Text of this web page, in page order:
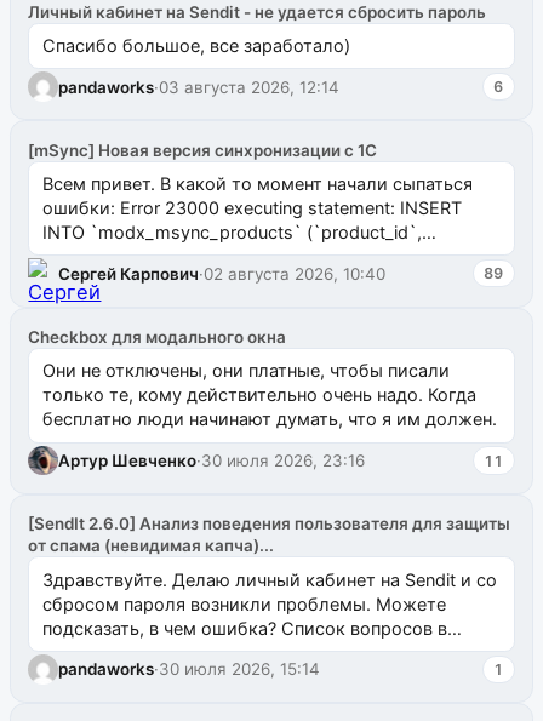
Личный кабинет на Sendit - не удается сбросить пароль
Спасибо большое, все заработало)
pandaworks·03 августа 2026, 12:14 6
[mSync] Новая версия синхронизации с 1С
Всем привет. В какой то момент начали сыпаться
ошибки: Error 23000 executing statement: INSERT
INTO `modx_msync_products` (`product_id`,
`uuid_1c`) VALUES ...
Сергей Карпович·02 августа 2026, 10:40 89
Checkbox для модального окна
Они не отключены, они платные, чтобы писали
только те, кому действительно очень надо. Когда
бесплатно люди начинают думать, что я им должен.
Артур Шевченко·30 июля 2026, 23:16 11
[SendIt 2.6.0] Анализ поведения пользователя для защиты
от спама (невидимая капча)...
Здравствуйте. Делаю личный кабинет на Sendit и со
сбросом пароля возникли проблемы. Можете
подсказать, в чем ошибка? Список вопросов в
одноименном разделе на modx.pro пока пуст, и,...
pandaworks·30 июля 2026, 15:14 1